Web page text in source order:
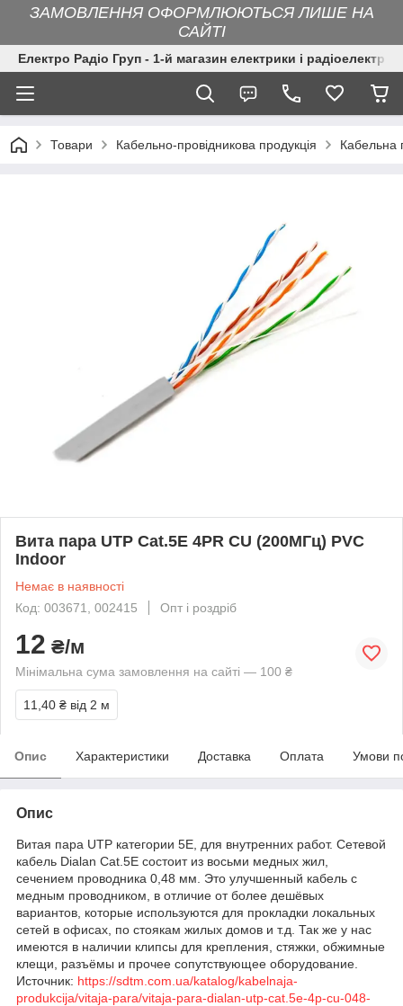
ЗАМОВЛЕННЯ ОФОРМЛЮЮТЬСЯ ЛИШЕ НА
САЙТІ
Електро Радіо Груп - 1-й магазин електрики і
Товари Кабельно-провідникова продукція Кабельна
Вита пара UTP Cat.5E 4PR CU (200МГц) PVC
Indoor
Немає в наявності
Код: 003671, 002415
Опт і роздріб
12 ₴/м
Мінімальна сума замовлення на сайті — 100 ₴
11,40 ₴ від 2 м
Опис Характеристики Доставка Оплата Умови
Опис
Витая пара UTP категории 5E, для внутренних работ. Сетевой
кабель Dialan Cat.5E состоит из восьми медных жил,
сечением проводника 0,48 мм. Это улучшенный кабель с
медным проводником, в отличие от более дешёвых
вариантов, которые используются для прокладки локальных
сетей в офисах, по стоякам жилых домов и т.д. Так же у нас
имеются в наличии клипсы для крепления, стяжки, обжимные
клещи, разъёмы и прочее сопутствующее оборудование.
Источник: https://sdtm.com.ua/katalog/kabelnaja-
produkcija/vitaja-para/vitaja-para-dialan-utp-cat.5e-4p-cu-048-